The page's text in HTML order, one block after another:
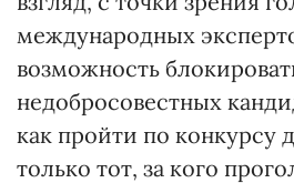
международных
возможность
недобросовестных
как пройти по конкурсу
только тот, за кого